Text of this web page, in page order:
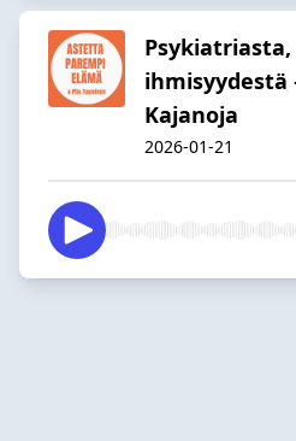
ihmisyydestä
Kajanoja
2026-01-21